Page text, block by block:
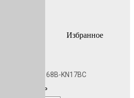
Избранное
A7016PEU168B-KN17BC
Шагрень